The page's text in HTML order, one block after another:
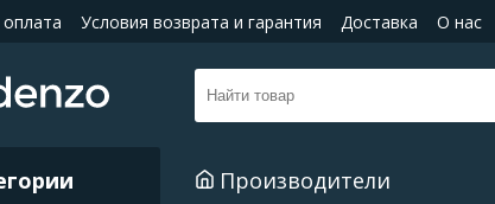
Условия возврата и гарантия Доставка О нас
Производители